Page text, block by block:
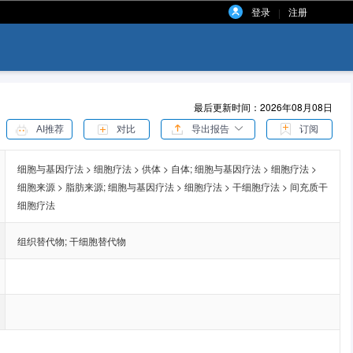
登录 | 注册
最后更新时间：2026年08月08日
AI推荐 对比 导出报告 订阅
细胞与基因疗法 > 细胞疗法 > 供体 > 自体;细胞与基因疗法 > 细胞疗法 >
细胞来源 > 脂肪来源;细胞与基因疗法 > 细胞疗法 > 干细胞疗法 > 间充质干
细胞疗法
组织替代物;干细胞替代物